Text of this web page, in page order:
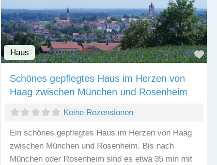
Haus
Schönes gepflegtes Haus im Herzen von
Haag zwischen München und Rosenheim
Keine Rezensionen
Ein schönes gepflegtes Haus im Herzen von Haag
zwischen München und Rosenheim. Bis nach
München oder Rosenheim sind es etwa 35 min mit